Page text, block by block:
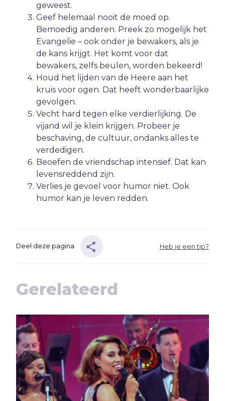
Bijbel
Criminaliteit
Cultuur
Dankbaarheid
Dankdag
Drank
Duisternis
Eenzaamheid
Eerlijkheid
Fantasie
Games
Geld
Genade
Goden
H
Heiligheid
Hemelvaartsdag
Homoseksualiteit
Hoop
I
Illusie
Inspiratie
Islam
geweest.
Geef helemaal nooit de moed op.
Bemoedig anderen. Preek zo mogelijk het
Evangelie – ook onder je bewakers, als je
de kans krijgt. Het komt voor dat
bewakers, zelfs beulen, worden bekeerd!
Houd het lijden van de Heere aan het
kruis voor ogen. Dat heeft wonderbaarlijke
gevolgen.
Vecht hard tegen elke verdierlijking. De
vijand wil je klein krijgen. Probeer je
beschaving, de cultuur, ondanks alles te
verdedigen.
Beoefen de vriendschap intensief. Dat kan
levensreddend zijn.
Verlies je gevoel voor humor niet. Ook
humor kan je leven redden.
Deel deze pagina Heb je een tip?
Gerelateerd